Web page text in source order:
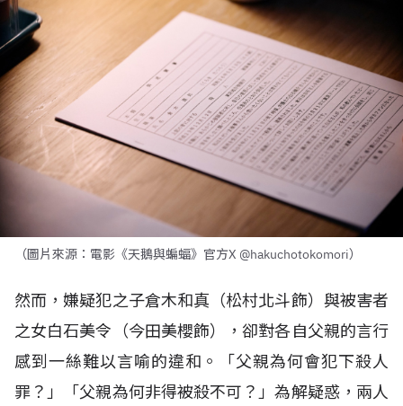
（圖片來源：電影《天鵝與蝙蝠》官方X @hakuchotokomori）
然而，嫌疑犯之子倉木和真（松村北斗飾）與被害者
之女白石美令（今田美櫻飾），卻對各自父親的言行
感到一絲難以言喻的違和。「父親為何會犯下殺人
罪？」「父親為何非得被殺不可？」為解疑惑，兩人